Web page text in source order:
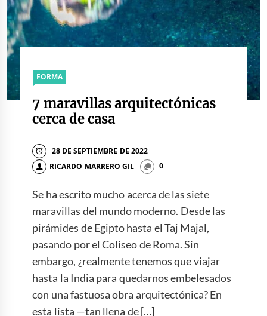
FORMA
7 maravillas arquitectónicas
cerca de casa
28 DE SEPTIEMBRE DE 2022
RICARDO MARRERO GIL
0
Se ha escrito mucho acerca de las siete
maravillas del mundo moderno. Desde las
pirámides de Egipto hasta el Taj Majal,
pasando por el Coliseo de Roma. Sin
embargo, ¿realmente tenemos que viajar
hasta la India para quedarnos embelesados
con una fastuosa obra arquitectónica? En
esta lista —tan llena de […]